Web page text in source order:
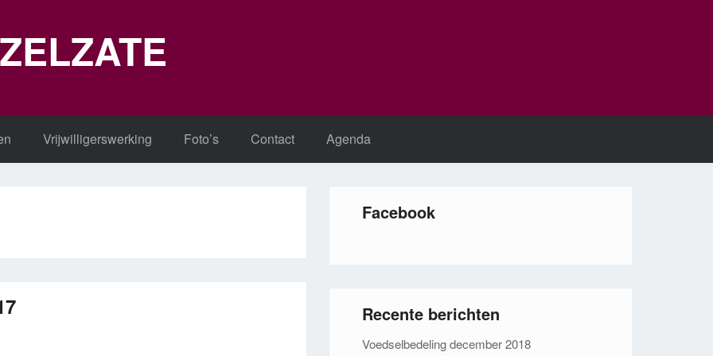
Vrijwilligerswerking Foto’s Contact Agenda
Facebook
Recente berichten
Voedselbedeling december 2018